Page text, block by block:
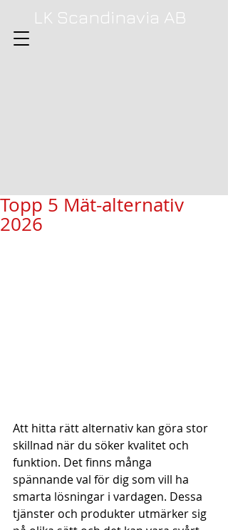
LK Scandinavia AB
Topp 5 Mät-alternativ
2026
Att hitta rätt alternativ kan göra stor
skillnad när du söker kvalitet och
funktion. Det finns många
spännande val för dig som vill ha
smarta lösningar i vardagen. Dessa
tjänster och produkter utmärker sig